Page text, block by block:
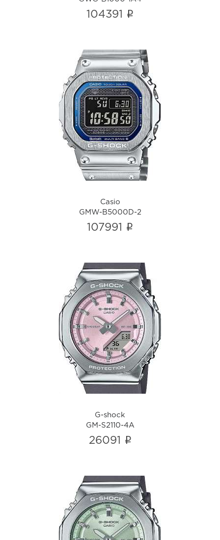
104391 i
Casio
GMW-B5000D-2
i
Casio
GMW-B5000D-2
107991 i
G-shock
GM-S2110-4A
i
G-shock
GM-S2110-4A
26091 i
G-shock